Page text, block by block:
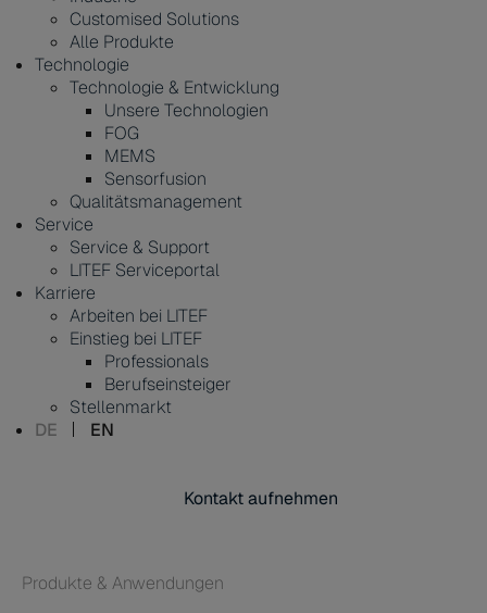
Customised Solutions
Alle Produkte
Technologie
Technologie & Entwicklung
Unsere Technologien
FOG
MEMS
Sensorfusion
Qualitätsmanagement
Service
Service & Support
LITEF Serviceportal
Karriere
Arbeiten bei LITEF
Einstieg bei LITEF
Professionals
Berufseinsteiger
Stellenmarkt
DE
EN
Kontakt aufnehmen
Produkte & Anwendungen